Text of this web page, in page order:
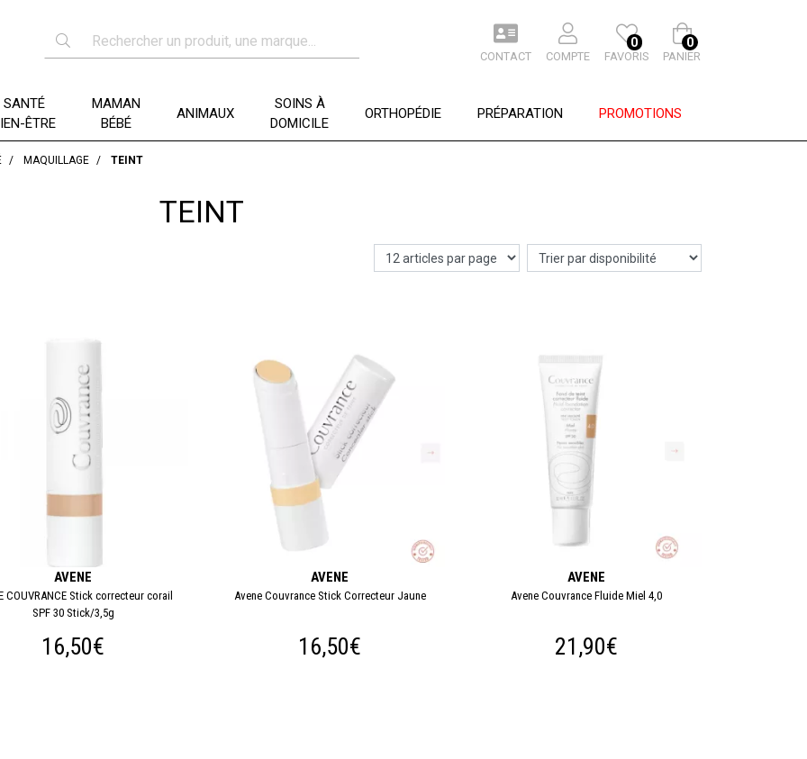
CONTACT COMPTE FAVORIS
0
PANIER
0
SANTÉ
ÊTRE
MAMAN
BÉBÉ
ANIMAUX
SOINS À
DOMICILE
ORTHOPÉDIE PRÉPARATION PROMOTIONS
MAQUILLAGE TEINT
TEINT
AVENE
COUVRANCE Stick correcteur corail
SPF 30 Stick/3,5g
16,50€
AVENE
Avene Couvrance Stick Correcteur Jaune
16,50€
AVENE
Avene Couvrance Fluide Miel 4,0
21,90€